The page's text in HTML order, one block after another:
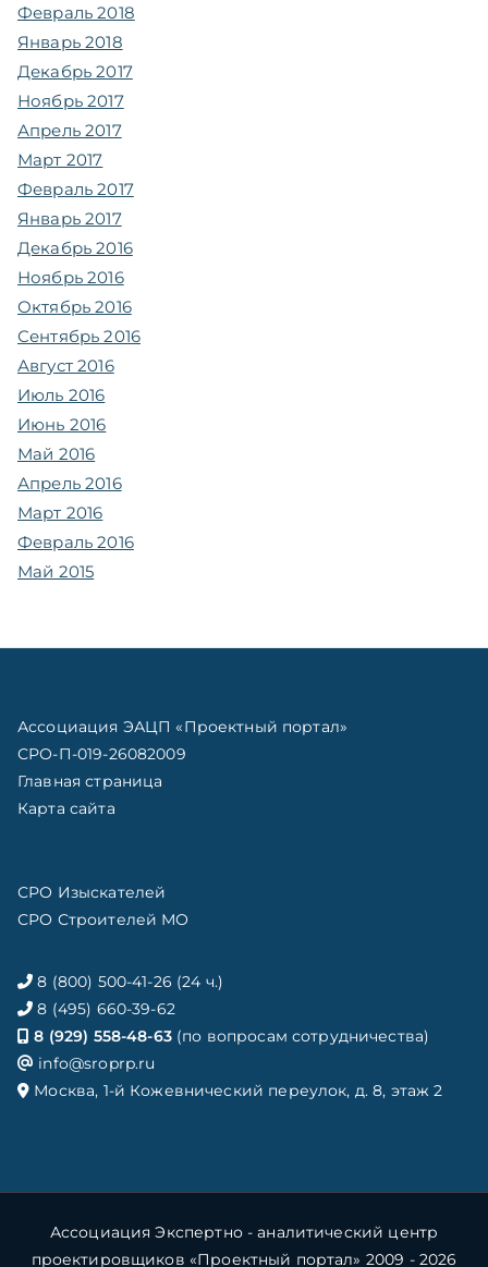
Февраль 2018
Январь 2018
Декабрь 2017
Ноябрь 2017
Апрель 2017
Март 2017
Февраль 2017
Январь 2017
Декабрь 2016
Ноябрь 2016
Октябрь 2016
Сентябрь 2016
Август 2016
Июль 2016
Июнь 2016
Май 2016
Апрель 2016
Март 2016
Февраль 2016
Май 2015
Ассоциация ЭАЦП «Проектный портал»
СРО-П-019-26082009
Главная страница
Карта сайта
СРО Изыскателей
СРО Строителей МО
8 (800) 500-41-26 (24 ч.)
8 (495) 660-39-62
8 (929) 558-48-63(по вопросам сотрудничества)
info@sroprp.ru
Москва, 1-й Кожевнический переулок, д. 8, этаж 2
Ассоциация Экспертно - аналитический центр
проектировщиков «Проектный портал» 2009 - 2026